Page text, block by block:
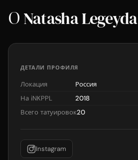
О Natasha Legeyda
ДЕТАЛИ ПРОФИЛЯ
Локация
Россия
На iNKPPL
2018
Всего татуировок20
Instagram